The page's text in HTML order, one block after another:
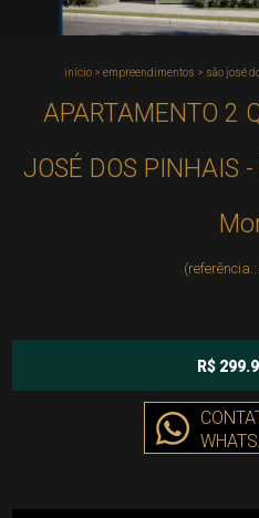
início > empreendimentos > são josé
APARTAMENTO 2
JOSÉ DOS PINHAIS
R$